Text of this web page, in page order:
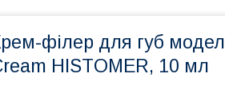
філер для губ
HISTOMER, 10 мл